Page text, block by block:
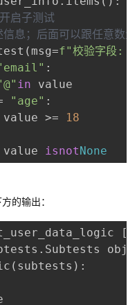
启子测试
息；后面可以跟任意
f"校验字段:
:
in value
"age" :
value >=
18
value isnotNone
的输出：
[